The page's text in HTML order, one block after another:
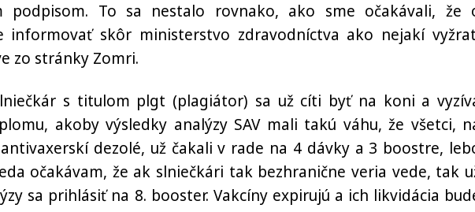
podpisom. To sa nestalo rovnako, ako sme očakávali, že
informovať skôr ministerstvo zdravodníctva ako nejakí
zo stránky Zomri.
s titulom plgt (plagiátor) sa už cíti byť na koni a
akoby výsledky analýzy SAV mali takú váhu, že všetci,
dezolé, už čakali v rade na 4 dávky a 3 boostre,
očakávam, že ak slniečkári tak bezhranične veria vede, tak
sa prihlásiť na 8. booster. Vakcíny expirujú a ich likvidácia